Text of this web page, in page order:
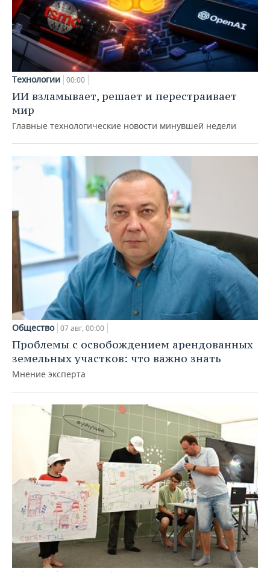
Технологии 00:00
ИИ взламывает, решает и перестраивает
мир
Главные технологические новости минувшей недели
Общество 07 авг, 00:00
Проблемы с освобождением арендованных
земельных участков: что важно знать
Мнение эксперта